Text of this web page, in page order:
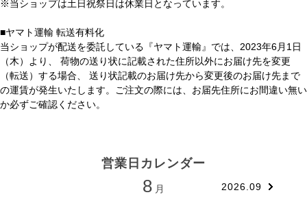
※当ショップは土日祝祭日は休業日となっています。
■ヤマト運輸 転送有料化
当ショップが配送を委託している『ヤマト運輸』では、2023年6月1日
（木）より、 荷物の送り状に記載された住所以外にお届け先を変更
（転送）する場合、 送り状記載のお届け先から変更後のお届け先まで
の運賃が発生いたします。ご注文の際には、お届先住所にお間違い無い
か必ずご確認ください。
営業日カレンダー
8 月 2026.09